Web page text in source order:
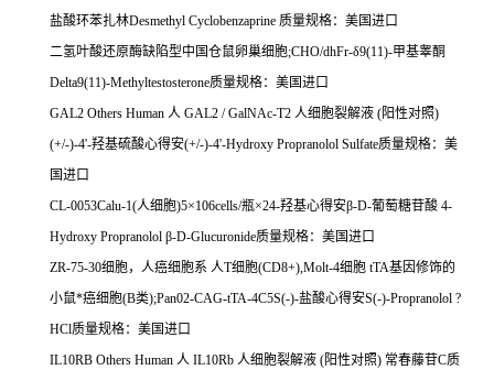
盐酸环苯扎林Desmethyl Cyclobenzaprine 质量规格：美国进口
二氢叶酸还原酶缺陷型中国仓鼠卵巢细胞;CHO/dhFr-δ9(11)-甲基睾酮
Delta9(11)-Methyltestosterone质量规格：美国进口
GAL2 Others Human 人 GAL2 / GalNAc-T2 人细胞裂解液 (阳性对照)
(+/-)-4'-羟基硫酸心得安(+/-)-4'-Hydroxy Propranolol Sulfate质量规格：美
国进口
CL-0053Calu-1(人细胞)5×106cells/瓶×24-羟基心得安β-D-葡萄糖苷酸 4-
Hydroxy Propranolol β-D-Glucuronide质量规格：美国进口
ZR-75-30细胞，人癌细胞系 人T细胞(CD8+),Molt-4细胞 tTA基因修饰的
小鼠*癌细胞(B类);Pan02-CAG-tTA-4C5S(-)-盐酸心得安S(-)-Propranolol ?
HCl质量规格：美国进口
IL10RB Others Human 人 IL10Rb 人细胞裂解液 (阳性对照) 常春藤苷C质